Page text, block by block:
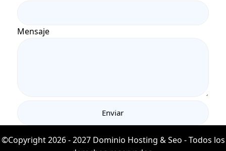
Mensaje
©Copyright 2026 - 2027 Dominio Hosting & Seo - Todos los